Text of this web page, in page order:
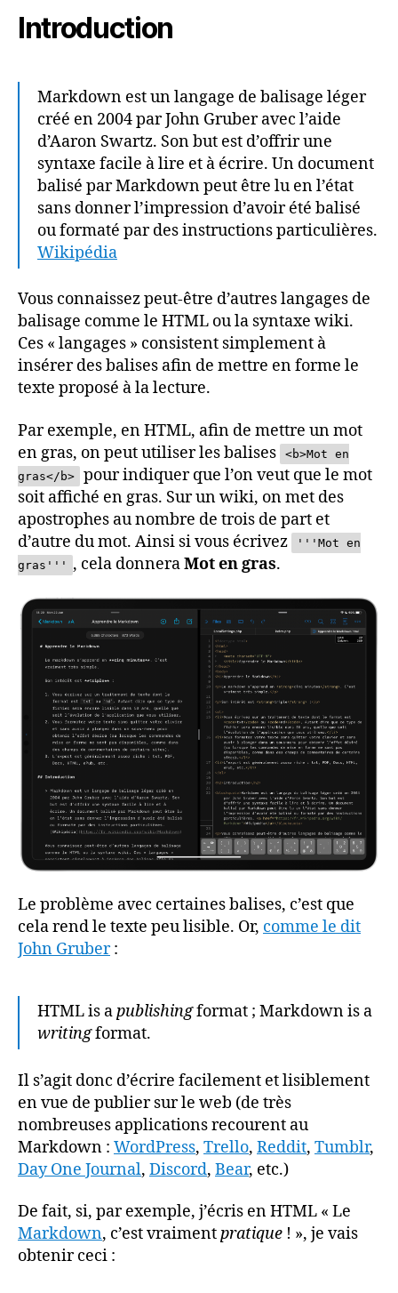
Introduction
Markdown est un langage de balisage léger
créé en 2004 par John Gruber avec l’aide
d’Aaron Swartz. Son but est d’offrir une
syntaxe facile à lire et à écrire. Un document
balisé par Markdown peut être lu en l’état
sans donner l’impression d’avoir été balisé
ou formaté par des instructions particulières.
Wikipédia
Vous connaissez peut-être d’autres langages de
balisage comme le HTML ou la syntaxe wiki.
Ces « langages » consistent simplement à
insérer des balises afin de mettre en forme le
texte proposé à la lecture.
Par exemple, en HTML, afin de mettre un mot
en gras, on peut utiliser les balises
<b>Mot en
gras</b>
pour indiquer que l’on veut que le mot
soit affiché en gras. Sur un wiki, on met des
apostrophes au nombre de trois de part et
d’autre du mot. Ainsi si vous écrivez
'''Mot en
gras'''
, cela donneraMot en gras.
Le problème avec certaines balises, c’est que
cela rend le texte peu lisible. Or, comme le dit
John Gruber:
HTML is apublishingformat ; Markdown is a
writingformat.
Il s’agit donc d’écrire facilement et lisiblement
en vue de publier sur le web (de très
nombreuses applications recourent au
Markdown : WordPress, Trello, Reddit, Tumblr,
Day One Journal, Discord, Bear, etc.)
De fait, si, par exemple, j’écris en HTML « Le
Markdown, c’est vraimentpratique ! », je vais
obtenir ceci :